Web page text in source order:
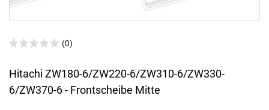
(0)
Hitachi ZW180-6/ZW220-6/ZW310-6/ZW330-
6/ZW370-6 - Frontscheibe Mitte